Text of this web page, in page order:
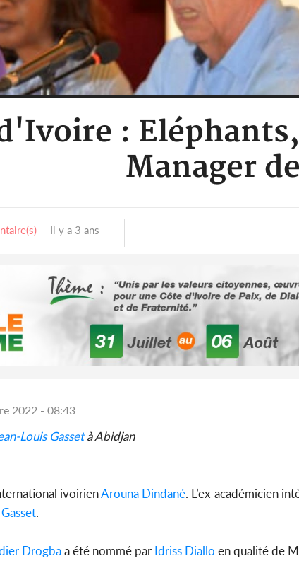
:
Manager
Il y a 3 ans
2022 - 08:43
Louis Gassetà Abidjan
ivoirienArouna Dindané. L’ex-académicien
.
Drogbaa été nommé par Idriss Diallo en qualité de